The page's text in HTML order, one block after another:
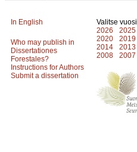
In English
Who may publish in
Dissertationes
Forestales?
Instructions for Authors
Submit a dissertation
Valitse vuosi
2026
2025
2020
2019
2014
2013
2008
2007